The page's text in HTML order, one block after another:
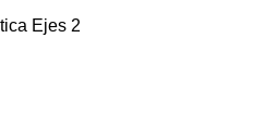
Ejes 2